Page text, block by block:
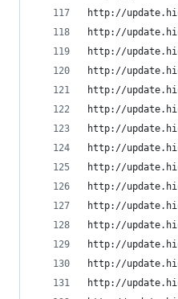
http://
http://
http://
http://
http://
http://
http://
http://
http://
http://
http://
http://
http://
http://
http://